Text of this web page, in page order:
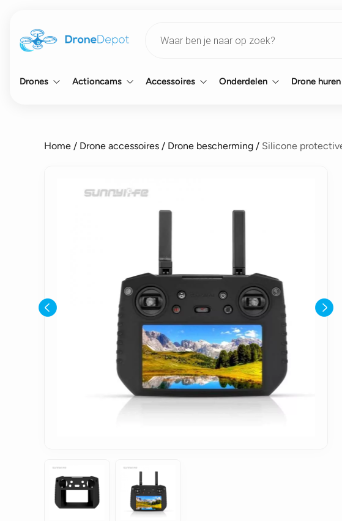
search
Drones Actioncams Accessoires Onderdelen Drone huren
Home / Drone accessoires / Drone bescherming / Silicone